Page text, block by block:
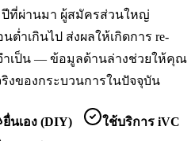
ปีที่ผ่านมา ผู้สมัครส่วนใหญ่
ต่ำเกินไป ส่งผลให้เกิดการ re-
ำเป็น — ข้อมูลด้านล่างช่วยให้คุณ
งของกระบวนการในปัจจุบัน
ยื่นเอง (DIY) ใช้บริการ iVC